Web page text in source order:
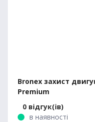
Bronex захист
Premium
0 відгук(ів)
в наявності